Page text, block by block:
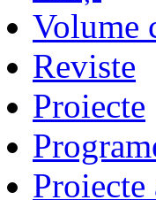
Volume
Reviste
Proiecte